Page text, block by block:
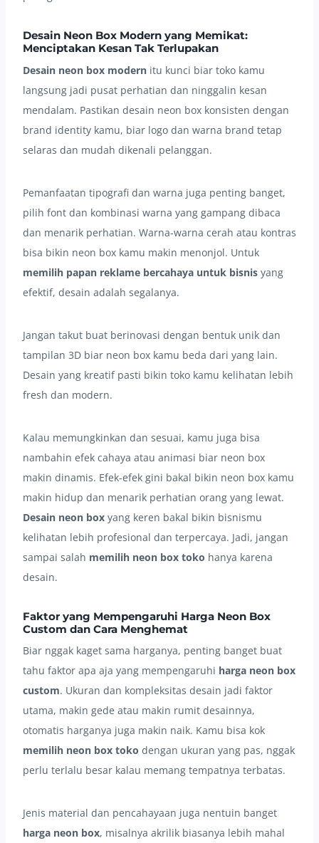
Desain Neon Box Modern yang Memikat:
Menciptakan Kesan Tak Terlupakan
Desain neon box modern itu kunci biar toko kamu
langsung jadi pusat perhatian dan ninggalin kesan
mendalam. Pastikan desain neon box konsisten dengan
brand identity kamu, biar logo dan warna brand tetap
selaras dan mudah dikenali pelanggan.
Pemanfaatan tipografi dan warna juga penting banget,
pilih font dan kombinasi warna yang gampang dibaca
dan menarik perhatian. Warna-warna cerah atau kontras
bisa bikin neon box kamu makin menonjol. Untuk
memilih papan reklame bercahaya untuk bisnis yang
efektif, desain adalah segalanya.
Jangan takut buat berinovasi dengan bentuk unik dan
tampilan 3D biar neon box kamu beda dari yang lain.
Desain yang kreatif pasti bikin toko kamu kelihatan lebih
fresh dan modern.
Kalau memungkinkan dan sesuai, kamu juga bisa
nambahin efek cahaya atau animasi biar neon box
makin dinamis. Efek-efek gini bakal bikin neon box kamu
makin hidup dan menarik perhatian orang yang lewat.
Desain neon box yang keren bakal bikin bisnismu
kelihatan lebih profesional dan terpercaya. Jadi, jangan
sampai salah memilih neon box toko hanya karena
desain.
Faktor yang Mempengaruhi Harga Neon Box
Custom dan Cara Menghemat
Biar nggak kaget sama harganya, penting banget buat
tahu faktor apa aja yang mempengaruhi harga neon box
custom. Ukuran dan kompleksitas desain jadi faktor
utama, makin gede atau makin rumit desainnya,
otomatis harganya juga makin naik. Kamu bisa kok
memilih neon box toko dengan ukuran yang pas, nggak
perlu terlalu besar kalau memang tempatnya terbatas.
Jenis material dan pencahayaan juga nentuin banget
harga neon box, misalnya akrilik biasanya lebih mahal